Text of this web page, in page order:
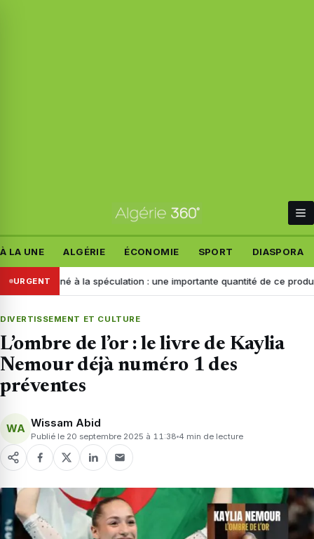
À LA UNE ALGÉRIE ÉCONOMIE SPORT DIASPORA
URGENT
à la spéculation : une importante quantité de ce produit saisie à
DIVERTISSEMENT ET CULTURE
L’ombre de l’or : le livre de Kaylia
Nemour déjà numéro 1 des
préventes
WA Wissam Abid
Publié le 20 septembre 2025 à 11:38 4 min de lecture